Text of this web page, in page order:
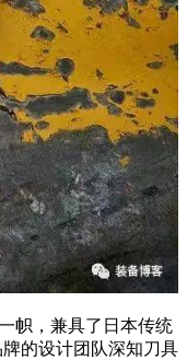
帜，兼具了日本传统
的设计团队深知刀具